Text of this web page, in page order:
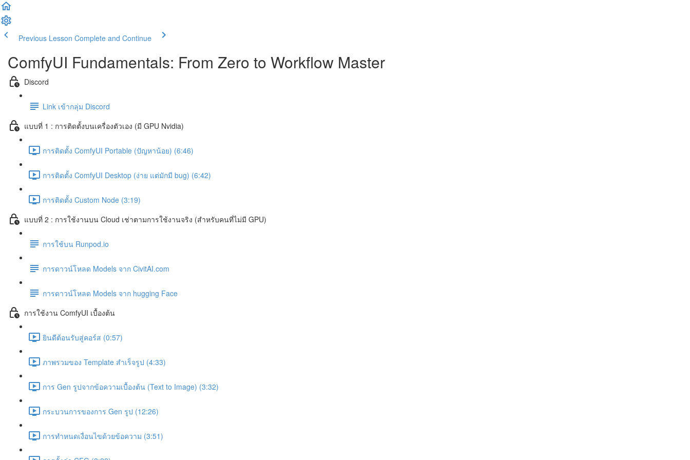
Previous Lesson Complete and Continue
ComfyUI Fundamentals: From Zero to Workflow Master
Discord
Link เข้ากลุ่ม Discord
แบบที่ 1 : การติดตั้งบนเครื่องตัวเอง (มี GPU Nvidia)
การติดตั้ง ComfyUI Portable (ปัญหาน้อย) (6:46)
การติดตั้ง ComfyUI Desktop (ง่าย แต่มักมี bug) (6:42)
การติดตั้ง Custom Node (3:19)
แบบที่ 2 : การใช้งานบน Cloud เช่าตามการใช้งานจริง (สำหรับคนที่ไม่มี GPU)
การใช้บน Runpod.io
การดาวน์โหลด Models จาก CivitAI.com
การดาวน์โหลด Models จาก hugging Face
การใช้งาน ComfyUI เบื้องต้น
ยินดีต้อนรับสู่คอร์ส (0:57)
ภาพรวมของ Template สำเร็จรูป (4:33)
การ Gen รูปจากข้อความเบื้องต้น (Text to Image) (3:32)
กระบวนการของการ Gen รูป (12:26)
การทำหนดเงื่อนไขด้วยข้อความ (3:51)